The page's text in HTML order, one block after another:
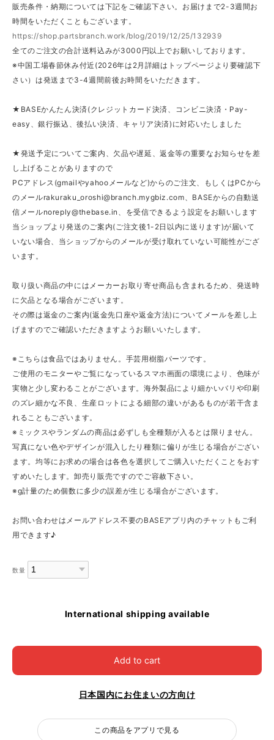
販売条件・納期については下記をご確認下さい。お届けまで2-3週間お
時間をいただくこともございます。
https://shop.partsbranch.work/blog/2019/12/25/132939
全てのご注文の合計送料込みが3000円以上でお願いしております。
※中国工場春節休み付近(2026年は2月詳細はトップページより要確認下
さい）は発送まで3-4週間前後お時間をいただきます。
★BASEかんたん決済(クレジットカード決済、コンビニ決済・Pay-
easy、銀行振込、後払い決済、キャリア決済)に対応いたしました
★発送予定についてご案内、欠品や遅延、返金等の重要なお知らせを差
し上げることがありますので
PCアドレス(gmailやyahooメールなど)からのご注文、もしくはPCから
のメールrakuraku_oroshi@branch.mygbiz.com 、BASEからの自動送
信メールnoreply@thebase.in
、を受信できるよう設定をお願いします
当ショップより発送のご案内(ご注文後1-2日以内に送ります)が届いて
いない場合、当ショップからのメールが受け取れていない可能性がござ
います。
取り扱い商品の中にはメーカーお取り寄せ商品も含まれるため、発送時
に欠品となる場合がございます。
その際は返金のご案内(返金先口座や返金方法)についてメールを差し上
げますのでご確認いただきますようお願いいたします。
※こちらは食品ではありません。手芸用樹脂パーツです。
ご使用のモニターやご覧になっているスマホ画面の環境により、色味が
実物と少し変わることがございます。海外製品により細かいバリや印刷
のズレ細かな不良、生産ロットによる細部の違いがあるものが若干含ま
れることもございます。
※ミックスやランダムの商品は必ずしも全種類が入るとは限りません。
写真にない色やデザインが混入したり種類に偏りが生じる場合がござい
ます。均等にお求めの場合は各色を選択してご購入いただくことをおす
すめいたします。卸売り販売ですのでご容赦下さい。
※g計量のため個数に多少の誤差が生じる場合がございます。
お問い合わせはメールアドレス不要のBASEアプリ内のチャットもご利
用できます♪
数量
International shipping available
Add to cart
日本国内にお住まいの方向け
この商品をアプリで見る